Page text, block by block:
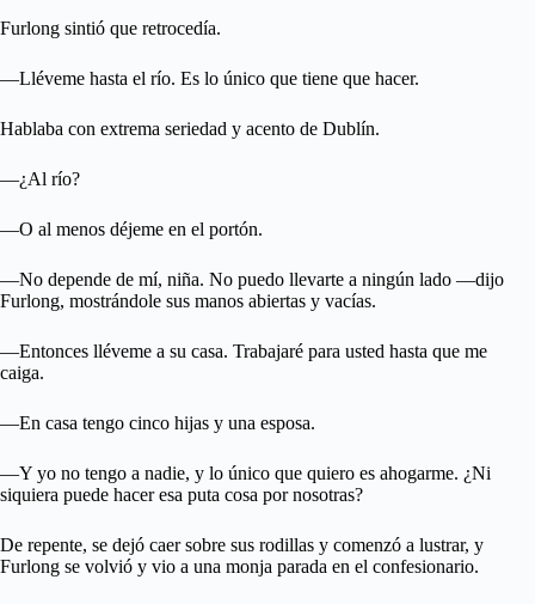
Furlong sintió que retrocedía.
—Lléveme hasta el río. Es lo único que tiene que hacer.
Hablaba con extrema seriedad y acento de Dublín.
—¿Al río?
—O al menos déjeme en el portón.
—No depende de mí, niña. No puedo llevarte a ningún lado —dijo
Furlong, mostrándole sus manos abiertas y vacías.
—Entonces lléveme a su casa. Trabajaré para usted hasta que me
caiga.
—En casa tengo cinco hijas y una esposa.
—Y yo no tengo a nadie, y lo único que quiero es ahogarme. ¿Ni
siquiera puede hacer esa puta cosa por nosotras?
De repente, se dejó caer sobre sus rodillas y comenzó a lustrar, y
Furlong se volvió y vio a una monja parada en el confesionario.